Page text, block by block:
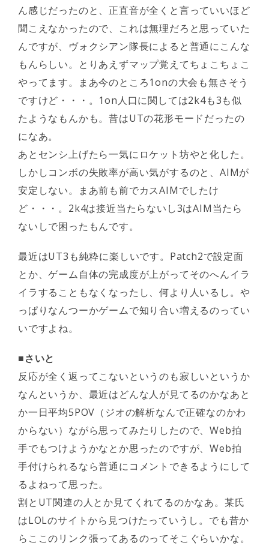
ん感じだったのと、正直音が全くと言っていいほど
聞こえなかったので、これは無理だろと思っていた
んですが、ヴォクシアン隊長によると普通にこんな
もんらしい。とりあえずマップ覚えてちょこちょこ
やってます。まあ今のところ1onの大会も無さそう
ですけど・・・。1on人口に関しては2k4も3も似
たようなもんかも。昔はUTの花形モードだったの
になあ。
あとセンシ上げたら一気にロケット坊やと化した。
しかしコンボの失敗率が高い気がするのと、AIMが
安定しない。まあ前も前でカスAIMでしたけ
ど・・・。2k4は接近当たらないし3はAIM当たら
ないしで困ったもんです。
最近はUT3も純粋に楽しいです。Patch2で設定面
とか、ゲーム自体の完成度が上がってそのへんイラ
イラすることもなくなったし、何より人いるし。や
っぱりなんつーかゲームで知り合い増えるのってい
いですよね。
■さいと
反応が全く返ってこないというのも寂しいというか
なんというか、最近はどんな人が見てるのかなあと
か一日平均5POV（ジオの解析なんで正確なのかわ
からない）ながら思ってみたりしたので、Web拍
手でもつけようかなとか思ったのですが、Web拍
手付けられるなら普通にコメントできるようにして
るよねって思った。
割とUT関連の人とか見てくれてるのかなあ。某氏
はLOLのサイトから見つけたっていうし。でも昔か
らここのリンク張ってあるのってそこぐらいかな。